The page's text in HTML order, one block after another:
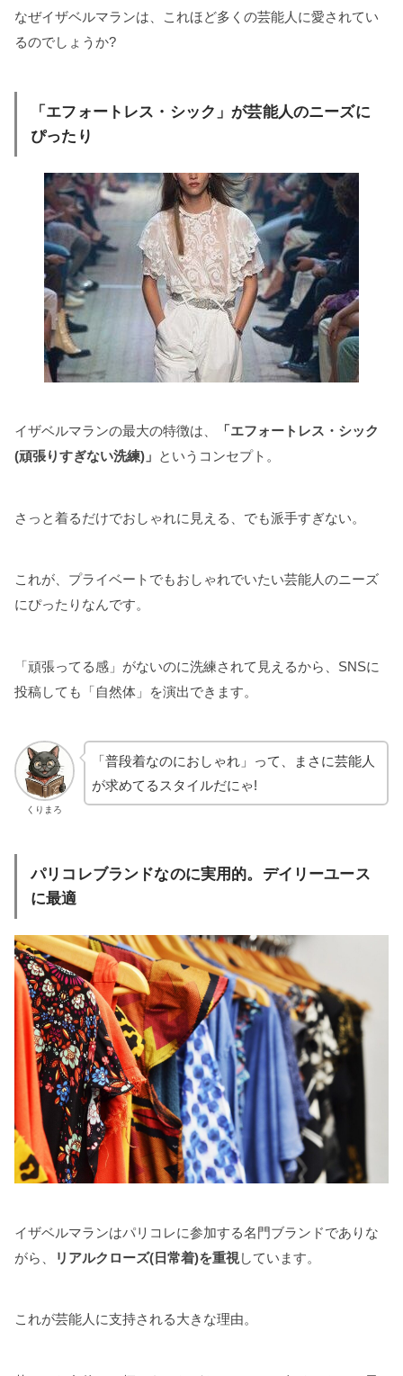
なぜイザベルマランは、これほど多くの芸能人に愛されてい
るのでしょうか?
「エフォートレス・シック」が芸能人のニーズに
ぴったり
イザベルマランの最大の特徴は、
「エフォートレス・シック
(頑張りすぎない洗練)」 というコンセプト。
さっと着るだけでおしゃれに見える、でも派手すぎない。
これが、プライベートでもおしゃれでいたい芸能人のニーズ
にぴったりなんです。
「頑張ってる感」がないのに洗練されて見えるから、SNSに
投稿しても「自然体」を演出できます。
くりまろ
「普段着なのにおしゃれ」って、まさに芸能人
が求めてるスタイルだにゃ!
パリコレブランドなのに実用的。デイリーユース
に最適
イザベルマランはパリコレに参加する名門ブランドでありな
がら、
リアルクローズ(日常着)を重視しています。
これが芸能人に支持される大きな理由。